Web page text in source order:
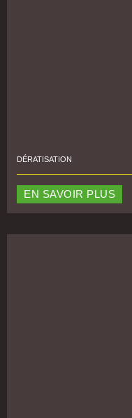
DÉRATISATION
EN SAVOIR PLUS